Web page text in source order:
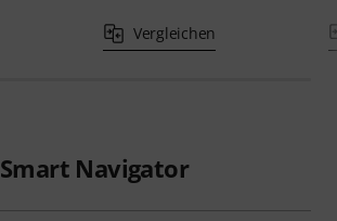
Vergleichen
Smart Navigator